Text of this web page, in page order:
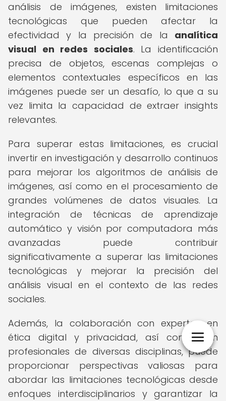
análisis de imágenes, existen limitaciones
tecnológicas que pueden afectar la
efectividad y la precisión de la analítica
visual en redes sociales. La identificación
precisa de objetos, escenas complejas o
elementos contextuales específicos en las
imágenes puede ser un desafío, lo que a su
vez limita la capacidad de extraer insights
relevantes.
Para superar estas limitaciones, es crucial
invertir en investigación y desarrollo continuos
para mejorar los algoritmos de análisis de
imágenes, así como en el procesamiento de
grandes volúmenes de datos visuales. La
integración de técnicas de aprendizaje
automático y visión por computadora más
avanzadas puede contribuir
significativamente a superar las limitaciones
tecnológicas y mejorar la precisión del
análisis visual en el contexto de las redes
sociales.
Además, la colaboración con expertos en
ética digital y privacidad, así como con
profesionales de diversas disciplinas, puede
proporcionar perspectivas valiosas para
abordar las limitaciones tecnológicas desde
enfoques interdisciplinarios y garantizar la